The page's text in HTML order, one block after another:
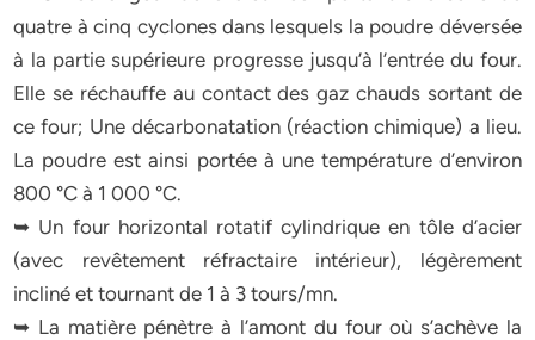
quatre à cinq cyclones dans lesquels la poudre déversée
à la partie supérieure progresse jusqu’à l’entrée du four.
Elle se réchauffe au contact des gaz chauds sortant de
ce four; Une décarbonatation (réaction chimique) a lieu.
La poudre est ainsi portée à une température d’environ
800 °C à 1 000 °C.
➥ Un four horizontal rotatif cylindrique en tôle d’acier
(avec revêtement réfractaire intérieur), légèrement
incliné et tournant de 1 à 3 tours/mn.
➥ La matière pénètre à l’amont du four où s’achève la